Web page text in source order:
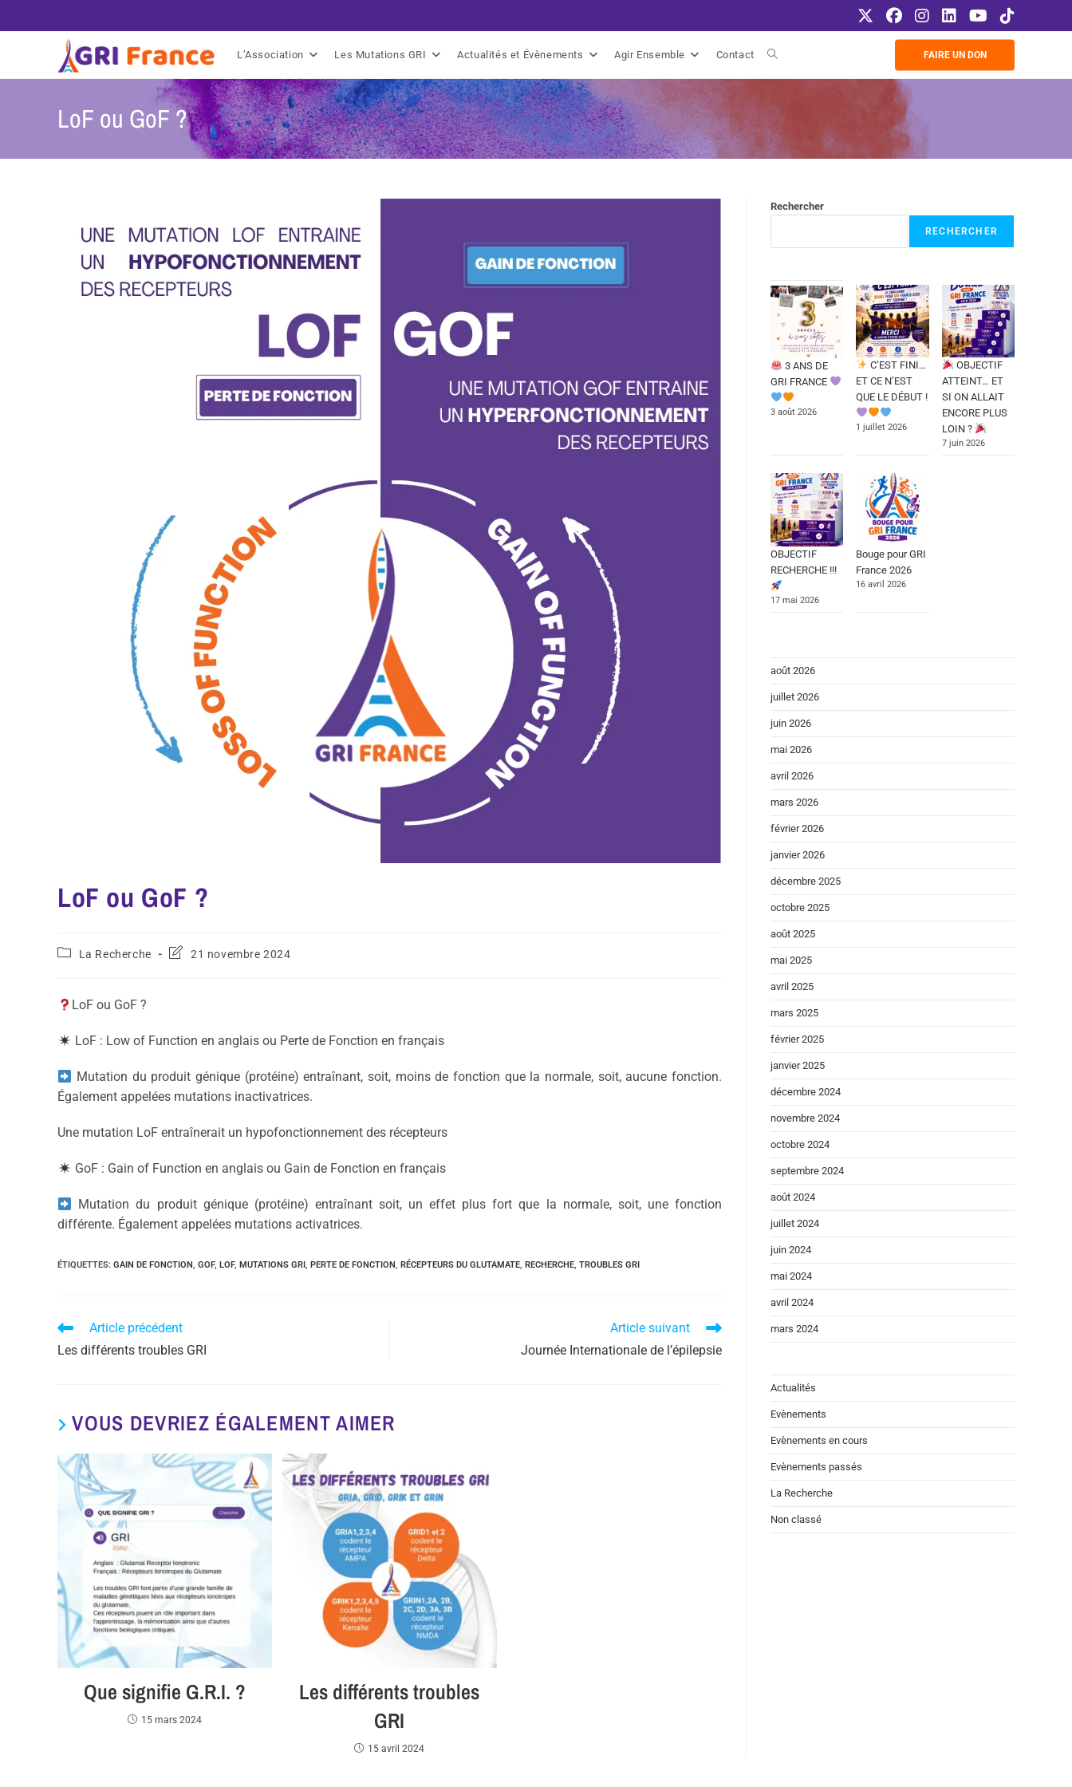
L’Association Les Mutations GRI Actualités et Évènements Agir Ensemble Contact FAIRE UN DON
LoF ou GoF ?
LoF ou GoF ?
La Recherche 21 novembre 2024
LoF ou GoF ?
LoF : Low of Function en anglais ou Perte de Fonction en français
Mutation du produit génique (protéine) entraînant, soit, moins de fonction que la normale, soit, aucune fonction.
Également appelées mutations inactivatrices.
Une mutation LoF entraînerait un hypofonctionnement des récepteurs
GoF : Gain of Function en anglais ou Gain de Fonction en français
Mutation du produit génique (protéine) entraînant soit, un effet plus fort que la normale, soit, une fonction
différente. Également appelées mutations activatrices.
ÉTIQUETTES: GAIN DE FONCTION, GOF, LOF, MUTATIONS GRI, PERTE DE FONCTION, RÉCEPTEURS DU GLUTAMATE, RECHERCHE, TROUBLES GRI
Article précédent
Les différents troubles GRI
Article suivant
Journée Internationale de l’épilepsie
VOUS DEVRIEZ ÉGALEMENT AIMER
Que signifie G.R.I. ?
15 mars 2024
Les différents troubles
GRI
15 avril 2024
Rechercher
RECHERCHER
3 ANS DE
GRI FRANCE
3 août 2026
C’EST FINI…
ET CE N’EST
QUE LE DÉBUT !
1 juillet 2026
OBJECTIF
ATTEINT… ET
SI ON ALLAIT
ENCORE PLUS
LOIN ?
7 juin 2026
OBJECTIF
RECHERCHE !!!
17 mai 2026
Bouge pour GRI
France 2026
16 avril 2026
août 2026
juillet 2026
juin 2026
mai 2026
avril 2026
mars 2026
février 2026
janvier 2026
décembre 2025
octobre 2025
août 2025
mai 2025
avril 2025
mars 2025
février 2025
janvier 2025
décembre 2024
novembre 2024
octobre 2024
septembre 2024
août 2024
juillet 2024
juin 2024
mai 2024
avril 2024
mars 2024
Actualités
Evènements
Evènements en cours
Evènements passés
La Recherche
Non classé